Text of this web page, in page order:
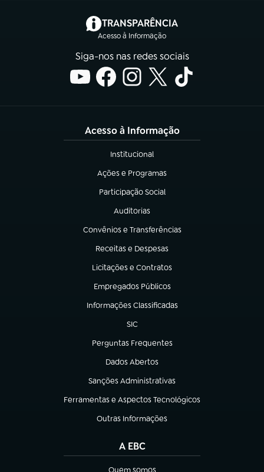
TRANSPARÊNCIA
Acesso à Informação
(abre em nova aba)
Siga-nos nas redes sociais
Acesso à Informação
Institucional
(abre em nova aba)
Ações e Programas
(abre em nova aba)
Participação Social
(abre em nova aba)
Auditorias
(abre em nova aba)
Convênios e Transferências
(abre em nova aba)
Receitas e Despesas
(abre em nova aba)
Licitações e Contratos
(abre em nova aba)
Empregados Públicos
(abre em nova aba)
Informações Classificadas
(abre em nova aba)
SIC
(abre em nova aba)
Perguntas Frequentes
(abre em nova aba)
Dados Abertos
(abre em nova aba)
Sanções Administrativas
(abre em nova aba)
Ferramentas e Aspectos Tecnológicos
(abre em nova aba)
Outras Informações
(abre em nova aba)
A EBC
Quem somos